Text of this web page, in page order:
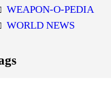
WEAPON-O-PEDIA
WORLD NEWS